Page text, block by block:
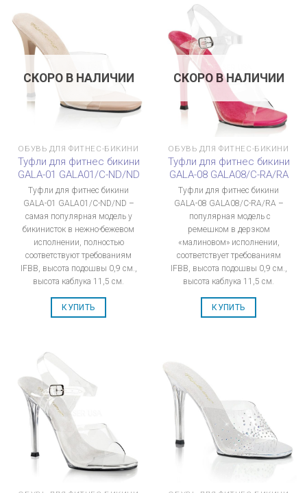
СКОРО В НАЛИЧИИ
ОБУВЬ ДЛЯ ФИТНЕС-БИКИНИ
Туфли для фитнес бикини
GALA-01 GALA01/C-ND/ND
Туфли для фитнес бикини
GALA-01 GALA01/C-ND/ND –
самая популярная модель у
бикинисток в нежно-бежевом
исполнении, полностью
соответствуют требованиям
IFBB, высота подошвы 0,9 см.,
высота каблука 11,5 см.
КУПИТЬ
СКОРО В НАЛИЧИИ
ОБУВЬ ДЛЯ ФИТНЕС-БИКИНИ
Туфли для фитнес бикини
GALA-08 GALA08/C-RA/RA
Туфли для фитнес бикини
GALA-08 GALA08/C-RA/RA –
популярная модель с
ремешком в дерзком
«малиновом» исполнении,
соответствует требованиям
IFBB, высота подошвы 0,9 см.,
высота каблука 11,5 см.
КУПИТЬ